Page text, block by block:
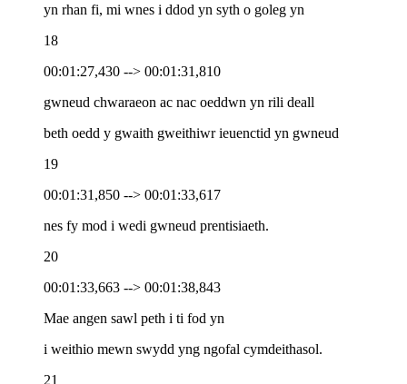
yn rhan fi, mi wnes i ddod yn syth o goleg yn
18
00:01:27,430 --> 00:01:31,810
gwneud chwaraeon ac nac oeddwn yn rili deall
beth oedd y gwaith gweithiwr ieuenctid yn gwneud
19
00:01:31,850 --> 00:01:33,617
nes fy mod i wedi gwneud prentisiaeth.
20
00:01:33,663 --> 00:01:38,843
Mae angen sawl peth i ti fod yn
i weithio mewn swydd yng ngofal cymdeithasol.
21